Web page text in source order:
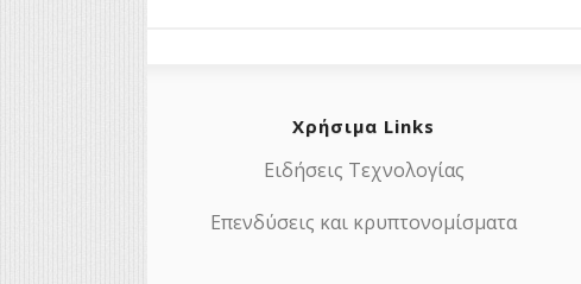
Χρήσιμα Links
Ειδήσεις Τεχνολογίας
Επενδύσεις και κρυπτονομίσματα